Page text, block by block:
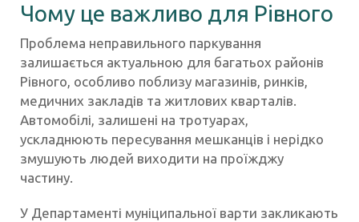
Чому це важливо для Рівного
Проблема неправильного паркування
залишається актуальною для багатьох районів
Рівного, особливо поблизу магазинів, ринків,
медичних закладів та житлових кварталів.
Автомобілі, залишені на тротуарах,
ускладнюють пересування мешканців і нерідко
змушують людей виходити на проїжджу
частину.
У Департаменті муніципальної варти закликають